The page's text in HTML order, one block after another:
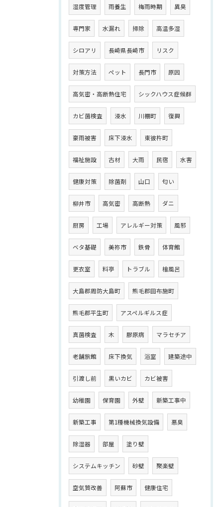
湿度管理 雨養生 梅雨時期 異臭
専門家 水漏れ 掃除 高温多湿
シロアリ 長崎県長崎市 リスク
対策方法 ペット 長門市 原因
高気密・高断熱住宅 シックハウス症候群
カビ菌検査 浸水 川棚町 復興
豪雨被害 床下浸水 東彼杵町
福祉施設 古材 大雨 民宿 水害
健康対策 除菌剤 山口 匂い
柳井市 高気密 高断熱 ダニ
厨房 工場 アレルギー対策 風邪
ベタ基礎 美祢市 鉄骨 体育館
更衣室 料亭 トラブル 檜風呂
大島郡周防大島町 熊毛郡田布施町
熊毛郡平生町 アスペルギルス症
真菌検査 木 膠原病 マラセチア
老舗旅館 床下換気 浴室 建築途中
引渡し前 黒いカビ カビ被害
幼稚園 保育園 外壁 新築工事中
新築工事 第1種機械換気設備 悪臭
除湿器 部屋 塗り壁
システムキッチン 砂壁 聚楽壁
空気質改善 阿蘇市 健康住宅